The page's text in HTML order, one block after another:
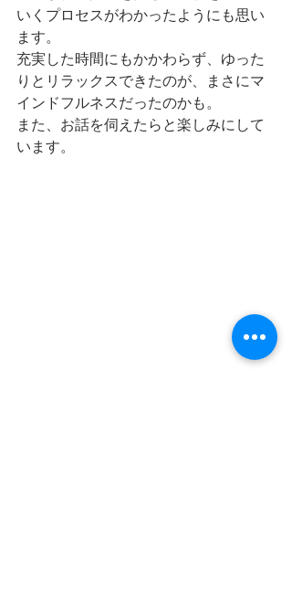
いくプロセスがわかったようにも思い
ます。
充実した時間にもかかわらず、ゆった
りとリラックスできたのが、まさにマ
インドフルネスだったのかも。
また、お話を伺えたらと楽しみにして
います。